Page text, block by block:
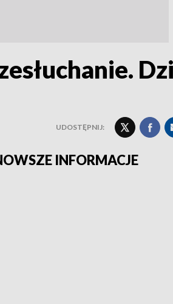
UDOSTĘPNIJ:
INFORMACJE